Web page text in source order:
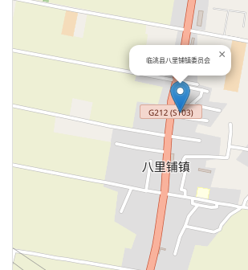
临洮县八里铺镇委员会 ×